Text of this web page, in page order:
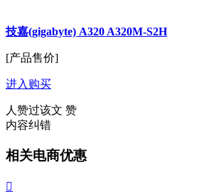
技嘉(gigabyte) A320 A320M-S2H
[产品售价]
进入购买
人赞过该文 赞
内容纠错
相关电商优惠
